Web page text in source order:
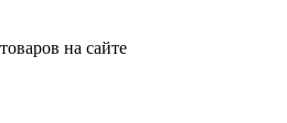
на сайте